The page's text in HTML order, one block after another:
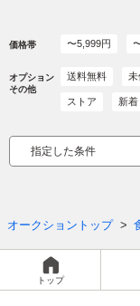
価格帯 〜5,999円
オプション
その他
送料無料 未
ストア 新着
指定した条件
オークショントップ
トップ